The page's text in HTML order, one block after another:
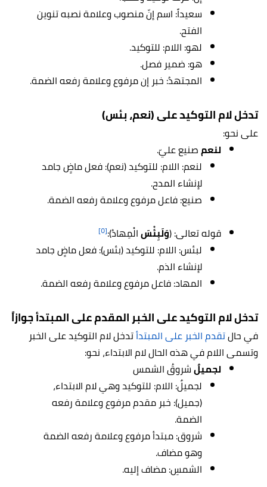
سعيداً: اسم إنّ منصوب وعلامة نصبه تنوين
الفتح.
لهو: اللام: للتوكيد.
هو: ضمير فصل.
المجتهدُ: خبر إن مرفوع وعلامة رفعه الضمة.
تدخل لام التوكيد على (نعم، بئس)
على نحو:
لنعمصنيع عليّ.
لنعم: اللام: للتوكيد (نعم): فعل ماضٍ جامد
لإنشاء المدح.
صنيع: فاعل مرفوع وعلامة رفعه الضمة.
قوله تعالى: (وَلَبِئْسَالْمِهادُ):[٥]
لبئس: اللام: للتوكيد (بئس): فعل ماضٍ جامد
لإنشاء الذم.
المهاد: فاعل مرفوع وعلامة رفعه الضمة.
تدخل لام التوكيد على الخبر المقدم على المبتدأ جوازاً
في حالتقدم الخبر على المبتدأتدخل لام التوكيد على الخبر
وتسمى اللام في هذه الحال لام الابتداء، نحو:
لجميلٌشروقُ الشمس
لجميلٌ: اللام: للتوكيد وهي لام الابتداء،
(جميل): خبر مقدم مرفوع وعلامة رفعه
الضمة.
شروق: مبتدأ مرفوع وعلامة رفعه الضمة
وهو مضاف.
الشمسِ: مضاف إليه.